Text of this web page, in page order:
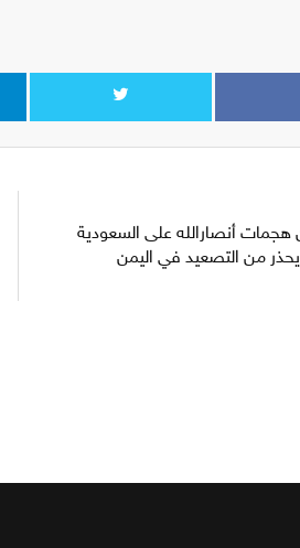
أنصارالله على السعودية
من التصعيد في اليمن